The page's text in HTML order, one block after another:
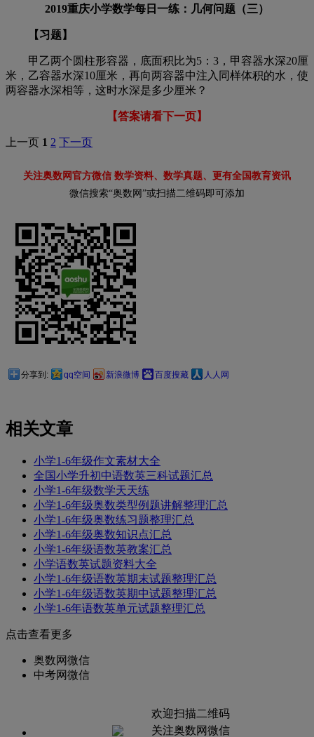
2019重庆小学数学每日一练：几何问题（三）
【习题】
甲乙两个圆柱形容器，底面积比为5：3，甲容器水深20厘
米，乙容器水深10厘米，再向两容器中注入同样体积的水，使
两容器水深相等，这时水深是多少厘米？
【答案请看下一页】
上一页 1 2 下一页
关注奥数网官方微信 数学资料、数学真题、更有全国教育资讯
微信搜索“奥数网”或扫描二维码即可添加
分享到: qq空间 新浪微博 百度搜藏 人人网
相关文章
小学1-6年级作文素材大全
全国小学升初中语数英三科试题汇总
小学1-6年级数学天天练
小学1-6年级奥数类型例题讲解整理汇总
小学1-6年级奥数练习题整理汇总
小学1-6年级奥数知识点汇总
小学1-6年级语数英教案汇总
小学语数英试题资料大全
小学1-6年级语数英期末试题整理汇总
小学1-6年级语数英期中试题整理汇总
小学1-6年语数英单元试题整理汇总
点击查看更多
奥数网微信
中考网微信
欢迎扫描二维码
关注奥数网微信